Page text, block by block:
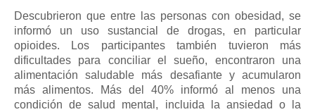
Descubrieron que entre las personas con obesidad, se
informó un uso sustancial de drogas, en particular
opioides.
Los participantes también tuvieron más
dificultades para conciliar el sueño, encontraron una
alimentación saludable más desafiante y acumularon
más alimentos.
Más del 40% informó al menos una
condición de salud mental, incluida la ansiedad o la